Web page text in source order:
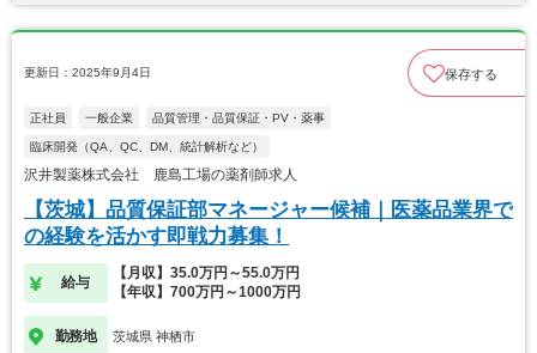
更新日：2025年9月4日 保存する
正社員 一般企業 品質管理・品質保証・PV・薬事
臨床開発（QA、QC、DM、統計解析など）
沢井製薬株式会社 鹿島工場の薬剤師求人
【茨城】品質保証部マネージャー候補｜医薬品業界で
の経験を活かす即戦力募集！
給与
【月収】35.0万円～55.0万円
【年収】700万円～1000万円
勤務地 茨城県 神栖市